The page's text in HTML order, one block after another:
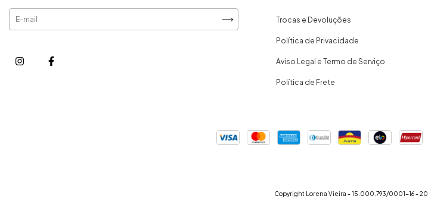
Trocas e Devoluções
Política de Privacidade
Aviso Legal e Termo de Serviço
Política de Frete
Copyright Lorena Vieira - 15.000.793/0001-16 -